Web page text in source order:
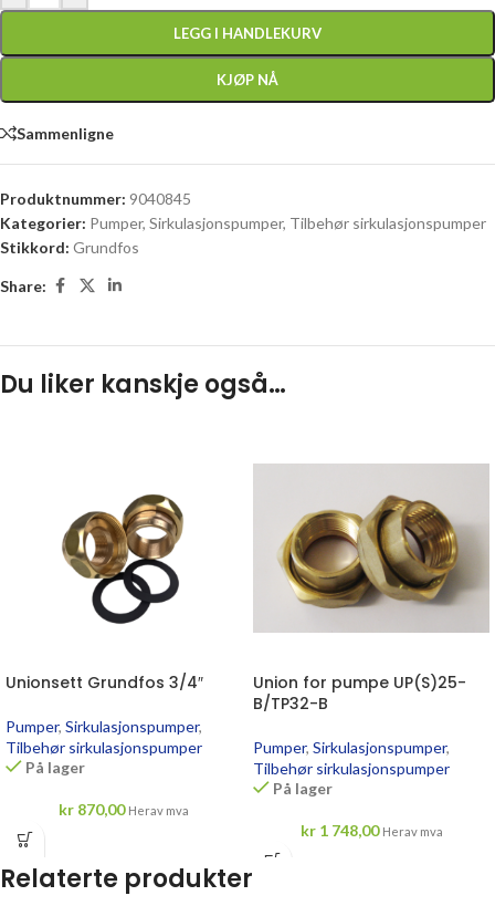
LEGG I HANDLEKURV
KJØP NÅ
Sammenligne
Produktnummer: 9040845
Kategorier: Pumper, Sirkulasjonspumper, Tilbehør sirkulasjonspumper
Stikkord: Grundfos
Share:
Du liker kanskje også…
Unionsett Grundfos 3/4″
Pumper, Sirkulasjonspumper,
Tilbehør sirkulasjonspumper
På lager
kr 870,00 Herav mva
Union for pumpe UP(S)25-
B/TP32-B
Pumper, Sirkulasjonspumper,
Tilbehør sirkulasjonspumper
På lager
kr1 748,00 Herav mva
Relaterte produkter